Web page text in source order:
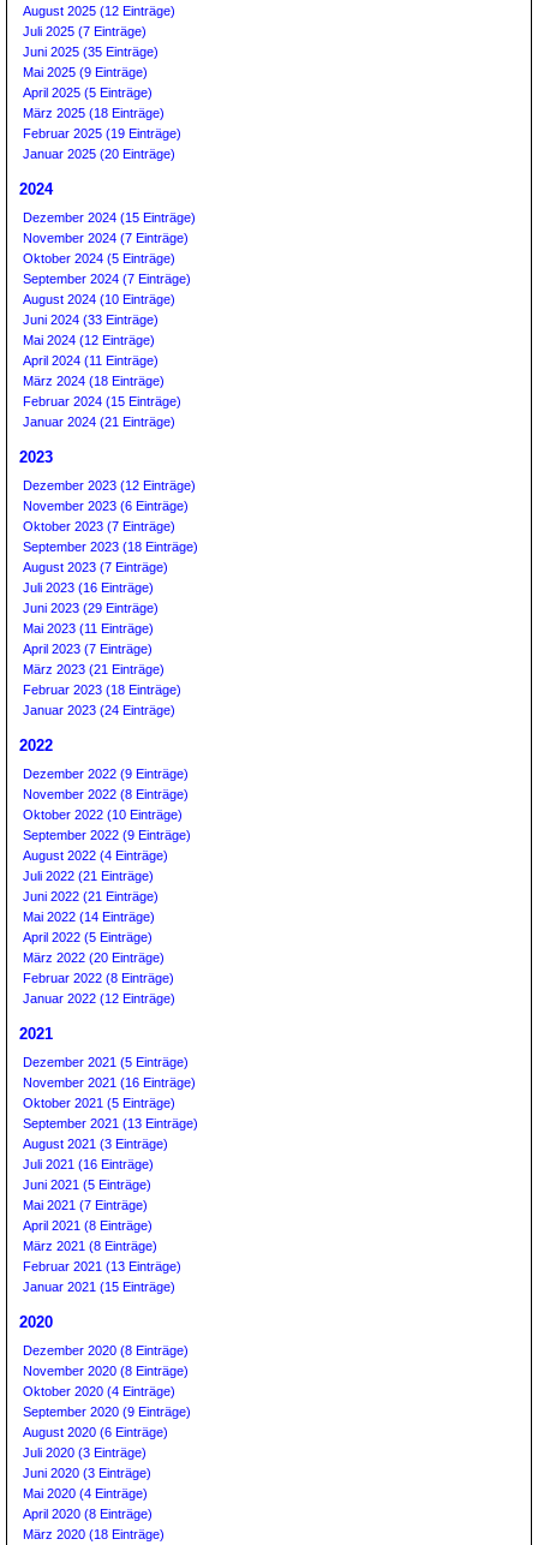
August 2025 (12 Einträge)
Juli 2025 (7 Einträge)
Juni 2025 (35 Einträge)
Mai 2025 (9 Einträge)
April 2025 (5 Einträge)
März 2025 (18 Einträge)
Februar 2025 (19 Einträge)
Januar 2025 (20 Einträge)
2024
Dezember 2024 (15 Einträge)
November 2024 (7 Einträge)
Oktober 2024 (5 Einträge)
September 2024 (7 Einträge)
August 2024 (10 Einträge)
Juni 2024 (33 Einträge)
Mai 2024 (12 Einträge)
April 2024 (11 Einträge)
März 2024 (18 Einträge)
Februar 2024 (15 Einträge)
Januar 2024 (21 Einträge)
2023
Dezember 2023 (12 Einträge)
November 2023 (6 Einträge)
Oktober 2023 (7 Einträge)
September 2023 (18 Einträge)
August 2023 (7 Einträge)
Juli 2023 (16 Einträge)
Juni 2023 (29 Einträge)
Mai 2023 (11 Einträge)
April 2023 (7 Einträge)
März 2023 (21 Einträge)
Februar 2023 (18 Einträge)
Januar 2023 (24 Einträge)
2022
Dezember 2022 (9 Einträge)
November 2022 (8 Einträge)
Oktober 2022 (10 Einträge)
September 2022 (9 Einträge)
August 2022 (4 Einträge)
Juli 2022 (21 Einträge)
Juni 2022 (21 Einträge)
Mai 2022 (14 Einträge)
April 2022 (5 Einträge)
März 2022 (20 Einträge)
Februar 2022 (8 Einträge)
Januar 2022 (12 Einträge)
2021
Dezember 2021 (5 Einträge)
November 2021 (16 Einträge)
Oktober 2021 (5 Einträge)
September 2021 (13 Einträge)
August 2021 (3 Einträge)
Juli 2021 (16 Einträge)
Juni 2021 (5 Einträge)
Mai 2021 (7 Einträge)
April 2021 (8 Einträge)
März 2021 (8 Einträge)
Februar 2021 (13 Einträge)
Januar 2021 (15 Einträge)
2020
Dezember 2020 (8 Einträge)
November 2020 (8 Einträge)
Oktober 2020 (4 Einträge)
September 2020 (9 Einträge)
August 2020 (6 Einträge)
Juli 2020 (3 Einträge)
Juni 2020 (3 Einträge)
Mai 2020 (4 Einträge)
April 2020 (8 Einträge)
März 2020 (18 Einträge)